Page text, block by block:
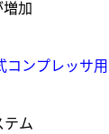
加
コンプレッサ
ム